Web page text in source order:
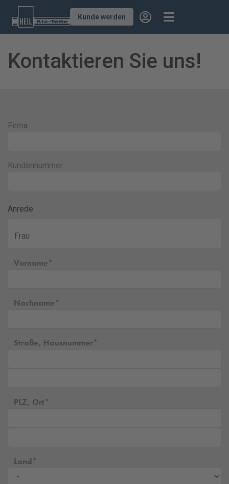
Kunde werden
Kontaktieren Sie uns!
Firma
Kundennummer
Anrede
Vorname
Nachname
Straße, Hausnummer
PLZ, Ort
Land